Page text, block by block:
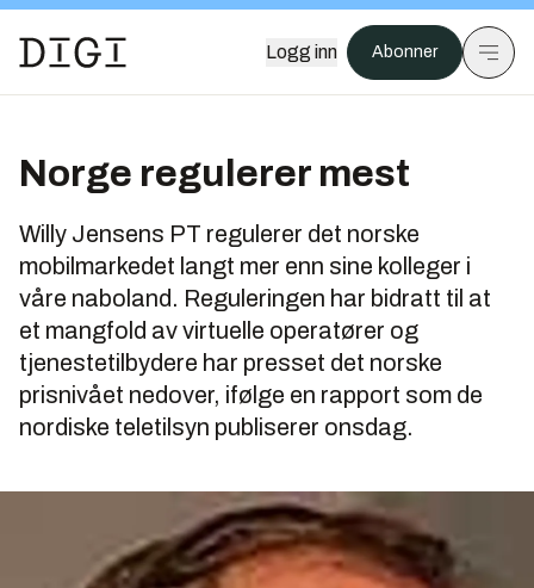
Logg inn Abonner
Norge regulerer mest
Willy Jensens PT regulerer det norske
mobilmarkedet langt mer enn sine kolleger i
våre naboland. Reguleringen har bidratt til at
et mangfold av virtuelle operatører og
tjenestetilbydere har presset det norske
prisnivået nedover, ifølge en rapport som de
nordiske teletilsyn publiserer onsdag.